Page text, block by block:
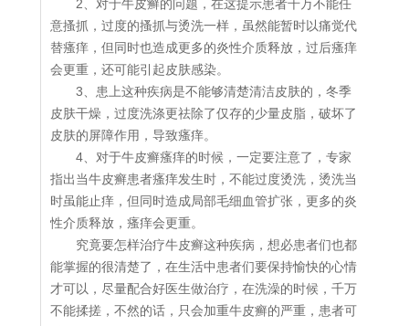
2、对于牛皮癣的问题，在这提示患者千万不能任
意搔抓，过度的搔抓与烫洗一样，虽然能暂时以痛觉代
替瘙痒，但同时也造成更多的炎性介质释放，过后瘙痒
会更重，还可能引起皮肤感染。
3、患上这种疾病是不能够清楚清洁皮肤的，冬季
皮肤干燥，过度洗涤更祛除了仅存的少量皮脂，破坏了
皮肤的屏障作用，导致瘙痒。
4、对于牛皮癣瘙痒的时候，一定要注意了，专家
指出当牛皮癣患者瘙痒发生时，不能过度烫洗，烫洗当
时虽能止痒，但同时造成局部毛细血管扩张，更多的炎
性介质释放，瘙痒会更重。
究竟要怎样治疗牛皮癣这种疾病，想必患者们也都
能掌握的很清楚了，在生活中患者们要保持愉快的心情
才可以，尽量配合好医生做治疗，在洗澡的时候，千万
不能揉搓，不然的话，只会加重牛皮癣的严重，患者可